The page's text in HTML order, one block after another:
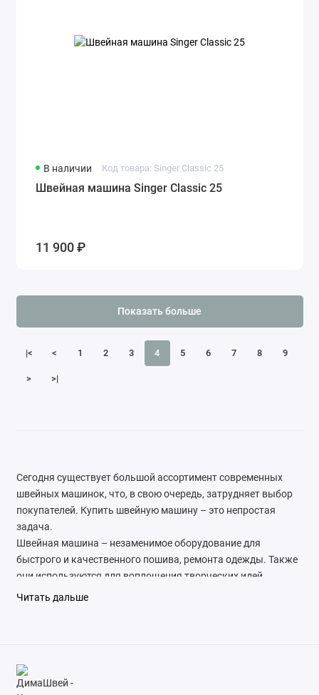
В наличии Код товара: Singer Classic 25
Швейная машина Singer Classic 25
11 900 ₽
|< < 1 2 3 4 5 6 7 8 9
> >|
Показать больше
Сегодня существует большой ассортимент современных
швейных машинок, что, в свою очередь, затрудняет выбор
покупателей. Купить швейную машину – это непростая
задача.
Швейная машина – незаменимое оборудование для
быстрого и качественного пошива, ремонта одежды. Также
они используются для воплощения творческих идей,
создания эффектных сувениров и предметов интерьера
Profi. На складе всегда в наличии больше 4400
наименований промышленного и бытового оборудования и
Читать дальше